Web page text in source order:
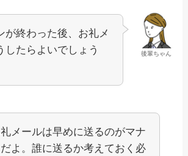
後輩ちゃん
が終わった後、お礼メ
したらよいでしょう
メールは早めに送るのがマナ
よ。誰に送るか考えておく必